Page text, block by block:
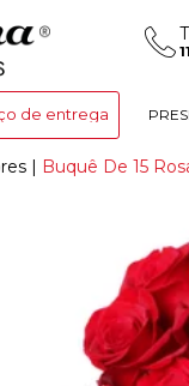
11
de entrega
| Buquê De 15